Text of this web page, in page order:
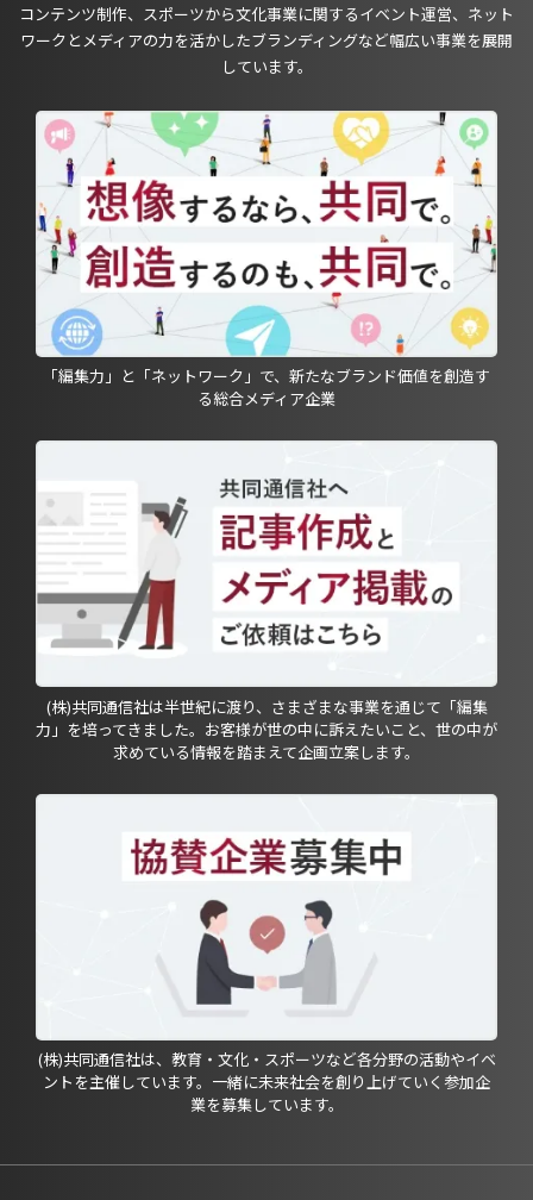
コンテンツ制作、スポーツから文化事業に関するイベント運営、ネット
ワークとメディアの力を活かしたブランディングなど幅広い事業を展開
しています。
「編集力」と「ネットワーク」で、新たなブランド価値を創造す
る総合メディア企業
(株)共同通信社は半世紀に渡り、さまざまな事業を通じて「編集
力」を培ってきました。お客様が世の中に訴えたいこと、世の中が
求めている情報を踏まえて企画立案します。
(株)共同通信社は、教育・文化・スポーツなど各分野の活動やイベ
ントを主催しています。一緒に未来社会を創り上げていく参加企
業を募集しています。